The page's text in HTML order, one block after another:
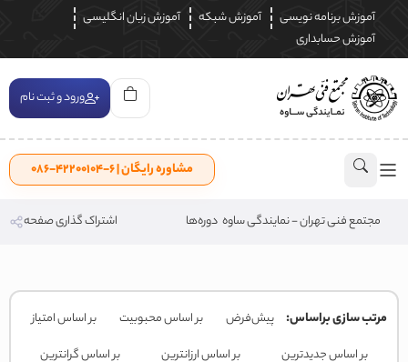
آموزش برنامه نویسی آموزش شبکه
آموزش زبان انگلیسی
آموزش حسابداری
ورود و ثبت نام
مشاوره رایگان | ۶-۴۲۲۰۰۱۰۴-۰۸۶
مجتمع فنی تهران - نمایندگی ساوه دوره‌ها اشتراک گذاری صفحه
مرتب سازی براساس: پیش‌فرض بر اساس محبوبیت
بر اساس امتیاز
بر اساس جدیدترین
بر اساس ارزانترین بر اساس گرانترین